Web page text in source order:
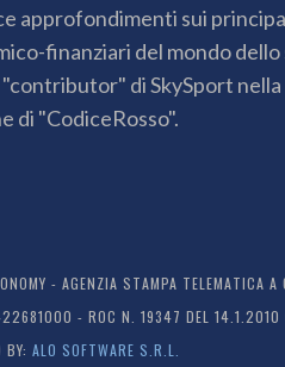
approfondimenti sui
finanziari del mondo
di SkySport nella
di "CodiceRosso".
- AGENZIA STAMPA
- ROC N. 19347 DEL 14.1.2010
BY: ALO SOFTWARE S.R.L.